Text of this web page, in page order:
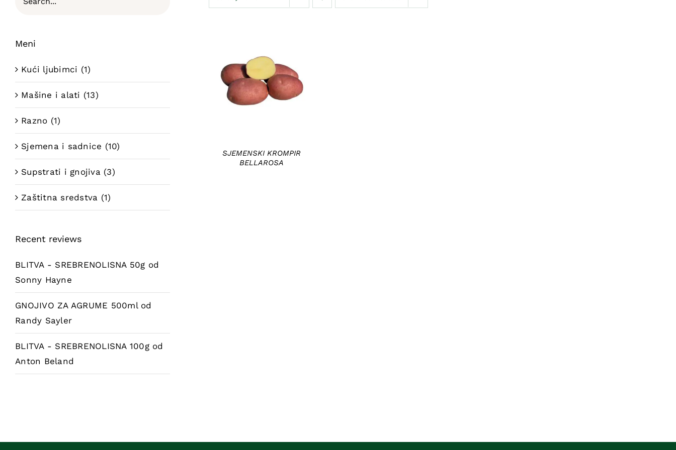
DETAILS
SJEMENSKI KROMPIR
BELLAROSA
Meni
Kući ljubimci (1)
Mašine i alati (13)
Razno (1)
Sjemena i sadnice (10)
Supstrati i gnojiva (3)
Zaštitna sredstva (1)
Recent reviews
BLITVA - SREBRENOLISNA 50g od
Sonny Hayne
GNOJIVO ZA AGRUME 500ml od
Randy Sayler
BLITVA - SREBRENOLISNA 100g od
Anton Beland